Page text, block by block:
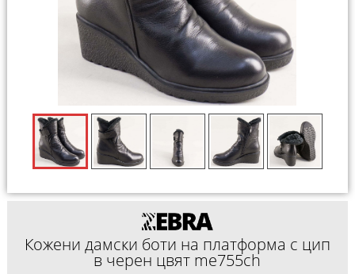
Кожени дамски боти на платформа с цип
в черен цвят me755ch